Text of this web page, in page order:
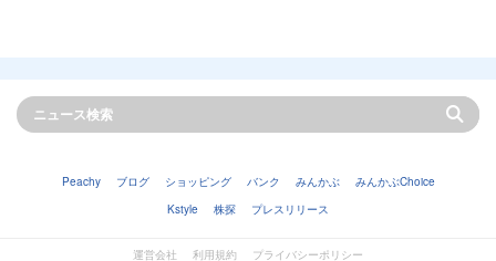
Peachy ブログ ショッピング バンク みんかぶ
みんかぶChoice
Kstyle
株探 プレスリリース
運営会社 利用規約 プライバシーポリシー